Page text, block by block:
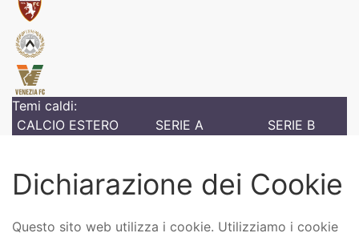
Temi caldi:
CALCIO ESTERO
SERIE A SERIE B
Dichiarazione dei Cookie
Questo sito web utilizza i cookie. Utilizziamo i cookie